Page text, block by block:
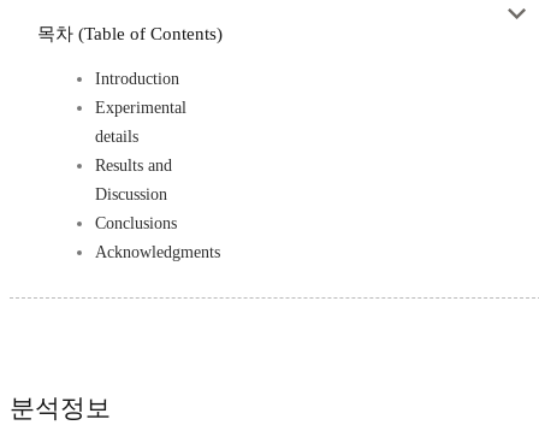
목차 (Table of Contents)
Introduction
Experimental
details
Results and
Discussion
Conclusions
Acknowledgments
분석정보